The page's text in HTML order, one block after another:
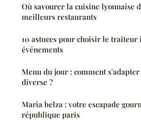
Où savourer la cuisine lyonnaise
meilleurs restaurants
10 astuces pour choisir le traiteur
événements
Menu du jour : comment
diverse ?
Maria belza : votre escapade
république paris